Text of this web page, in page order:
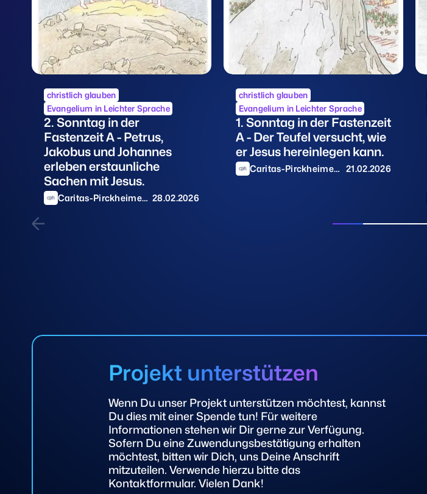
christlich glauben
Evangelium in Leichter Sprache
2. Sonntag in der
Fastenzeit A - Petrus,
Jakobus und Johannes
erleben erstaunliche
Sachen mit Jesus.
Caritas-Pirckheimer- 28.02.2026
christlich glauben
Evangelium in Leichter Sprache
1. Sonntag in der Fastenzeit
A - Der Teufel versucht, wie
er Jesus hereinlegen kann.
Caritas-Pirckheimer-
21.02.2026
Projekt unterstützen
Wenn Du unser Projekt unterstützen möchtest, kannst
Du dies mit einer Spende tun! Für weitere
Informationen stehen wir Dir gerne zur Verfügung.
Sofern Du eine Zuwendungsbestätigung erhalten
möchtest, bitten wir Dich, uns Deine Anschrift
mitzuteilen. Verwende hierzu bitte das
Kontaktformular. Vielen Dank!